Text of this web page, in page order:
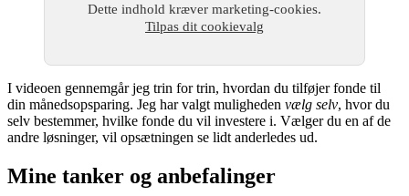
Dette indhold kræver marketing-cookies.
Tilpas dit cookievalg
I videoen gennemgår jeg trin for trin, hvordan du tilføjer fonde til
din månedsopsparing. Jeg har valgt muligheden vælg selv, hvor du
selv bestemmer, hvilke fonde du vil investere i. Vælger du en af de
andre løsninger, vil opsætningen se lidt anderledes ud.
Mine tanker og anbefalinger